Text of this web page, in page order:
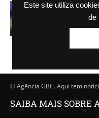
Este site utiliza
de
para
© Agência GBC. Aqui tem
SAIBA MAIS SOBRE